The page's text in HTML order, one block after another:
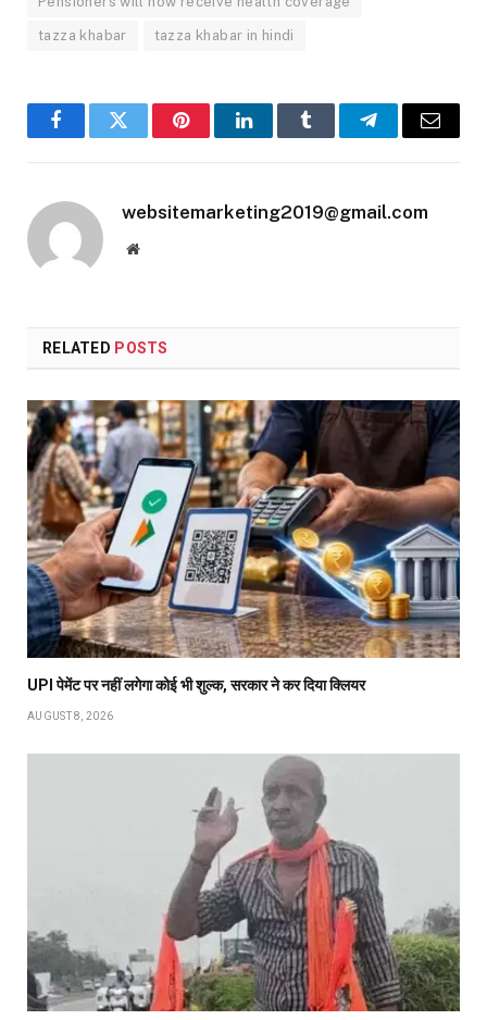
tazza khabar tazza khabar in hindi
FacebookTwitter PinterestLinkedInTumblr TelegramEmail
websitemarketing2019@gmail.com
Website
RELATED POSTS
UPI पेमेंट पर नहीं लगेगा कोई भी शुल्क, सरकार ने कर दिया क्लियर
AUGUST 8, 2026